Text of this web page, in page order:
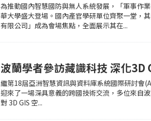
為推動國內智慧國防與無人系統發展，「軍事作
華大學盛大登場。國內產官學研單位齊聚一堂，
有限公司」成為會場焦點，全面展示其在...
波蘭學者參訪藏識科技 深化3D
繼第18屆亞洲智慧資訊與資料庫系統國際研討會
迎來了一場深具意義的跨國技術交流，多位來自
對 3D GIS 空...